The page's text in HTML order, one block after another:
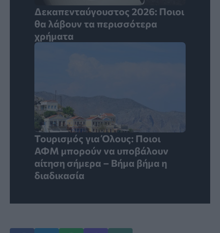
Δεκαπενταύγουστος 2026: Ποιοι
θα λάβουν τα περισσότερα
χρήματα
Τουρισμός για Όλους: Ποιοι
ΑΦΜ μπορούν να υποβάλουν
αίτηση σήμερα – Βήμα βήμα η
διαδικασία